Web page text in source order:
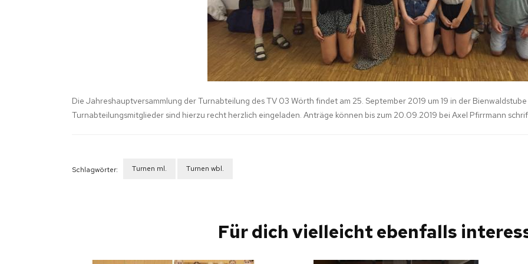
FRAUENGYMNASTIK
Die Jahreshauptversammlung der Turnabteilung des TV 03 Wörth findet am 25. September 2019 um 19 in der
Turnabteilungsmitglieder sind hierzu recht herzlich eingeladen. Anträge können bis zum 20.09.2019 bei Axel Pfirrmann
Schlagwörter: Turnen ml. Turnen wbl.
Für dich vielleicht ebenfalls